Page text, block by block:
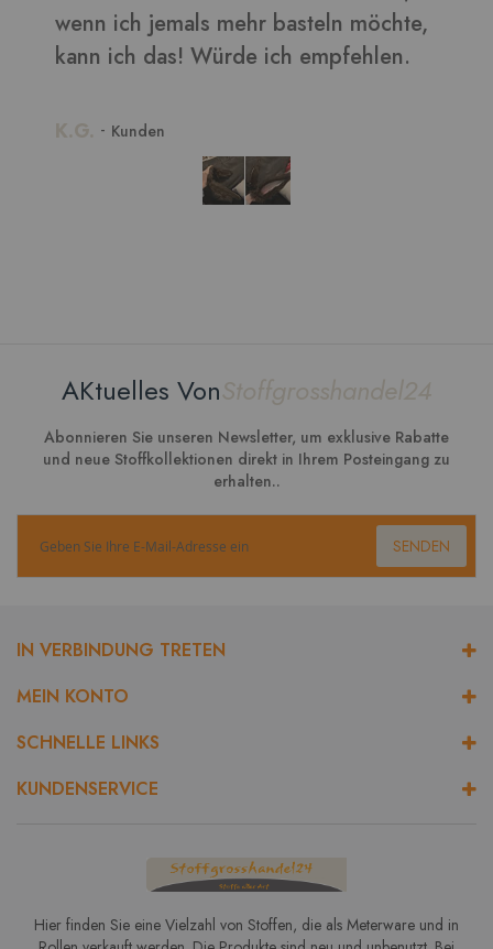
AKtuelles VonStoffgrosshandel24
Abonnieren Sie unseren Newsletter, um exklusive Rabatte
und neue Stoffkollektionen direkt in Ihrem Posteingang zu
erhalten..
SENDEN
IN VERBINDUNG TRETEN
MEIN KONTO
SCHNELLE LINKS
KUNDENSERVICE
Hier finden Sie eine Vielzahl von Stoffen, die als Meterware und in